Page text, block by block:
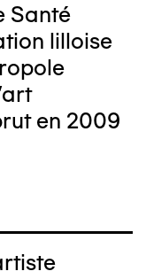
Santé
lilloise
en 2009